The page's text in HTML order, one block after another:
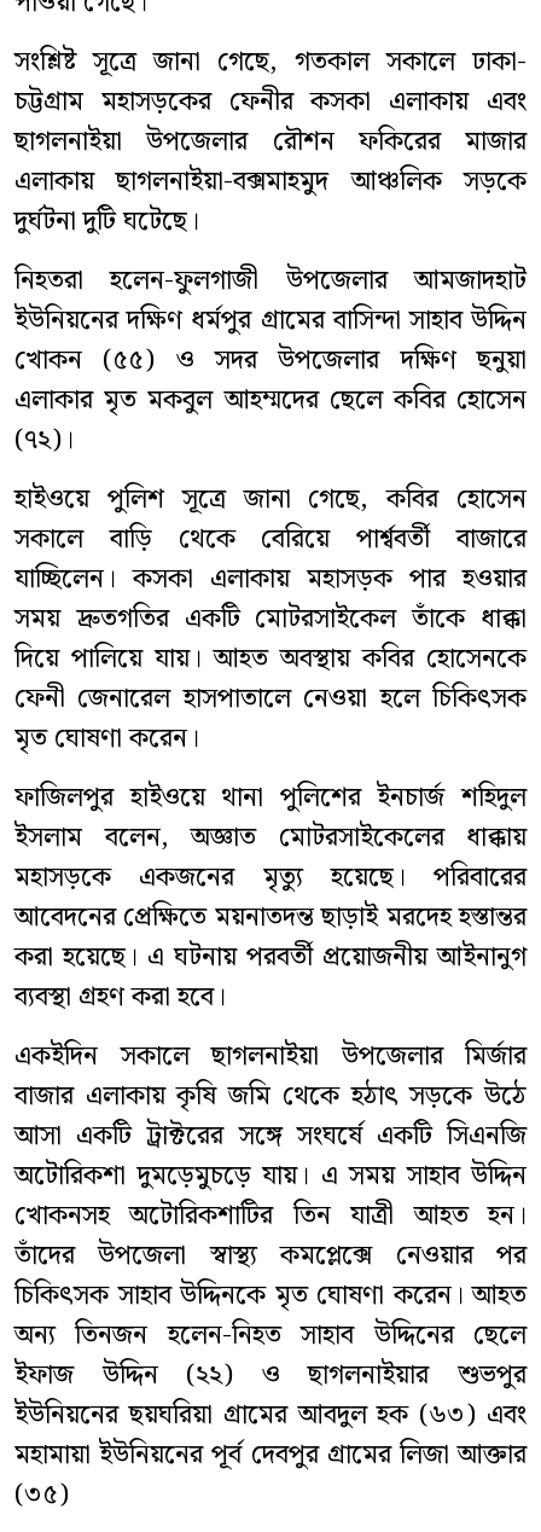
সংশ্লিষ্ট সূত্রে জানা গেছে, গতকাল সকালে ঢাকা-
চট্টগ্রাম মহাসড়কের ফেনীর কসকা এলাকায় এবং
ছাগলনাইয়া উপজেলার রৌশন ফকিরের মাজার
এলাকায় ছাগলনাইয়া-বক্সমাহমুদ আঞ্চলিক সড়কে
দুর্ঘটনা দুটি ঘটেছে।
নিহতরা হলেন-ফুলগাজী উপজেলার আমজাদহাট
ইউনিয়নের দক্ষিণ ধর্মপুর গ্রামের বাসিন্দা সাহাব উদ্দিন
খোকন (৫৫) ও সদর উপজেলার দক্ষিণ ছনুয়া
এলাকার মৃত মকবুল আহম্মদের ছেলে কবির হোসেন
(৭২)।
হাইওয়ে পুলিশ সূত্রে জানা গেছে, কবির হোসেন
সকালে বাড়ি থেকে বেরিয়ে পার্শ্ববর্তী বাজারে
যাচ্ছিলেন। কসকা এলাকায় মহাসড়ক পার হওয়ার
সময় দ্রুতগতির একটি মোটরসাইকেল তাঁকে ধাক্কা
দিয়ে পালিয়ে যায়। আহত অবস্থায় কবির হোসেনকে
ফেনী জেনারেল হাসপাতালে নেওয়া হলে চিকিৎসক
মৃত ঘোষণা করেন।
ফাজিলপুর হাইওয়ে থানা পুলিশের ইনচার্জ শহিদুল
ইসলাম বলেন, অজ্ঞাত মোটরসাইকেলের ধাক্কায়
মহাসড়কে একজনের মৃত্যু হয়েছে। পরিবারের
আবেদনের প্রেক্ষিতে ময়নাতদন্ত ছাড়াই মরদেহ হস্তান্তর
করা হয়েছে। এ ঘটনায় পরবর্তী প্রয়োজনীয় আইনানুগ
ব্যবস্থা গ্রহণ করা হবে।
একইদিন সকালে ছাগলনাইয়া উপজেলার মির্জার
বাজার এলাকায় কৃষি জমি থেকে হঠাৎ সড়কে উঠে
আসা একটি ট্রাক্টরের সঙ্গে সংঘর্ষে একটি সিএনজি
অটোরিকশা দুমড়েমুচড়ে যায়। এ সময় সাহাব উদ্দিন
খোকনসহ অটোরিকশাটির তিন যাত্রী আহত হন।
তাঁদের উপজেলা স্বাস্থ্য কমপ্লেক্সে নেওয়ার পর
চিকিৎসক সাহাব উদ্দিনকে মৃত ঘোষণা করেন। আহত
অন্য তিনজন হলেন-নিহত সাহাব উদ্দিনের ছেলে
ইফাজ উদ্দিন (২২) ও ছাগলনাইয়ার শুভপুর
ইউনিয়নের ছয়ঘরিয়া গ্রামের আবদুল হক (৬৩) এবং
মহামায়া ইউনিয়নের পূর্ব দেবপুর গ্রামের লিজা আক্তার
(৩৫)